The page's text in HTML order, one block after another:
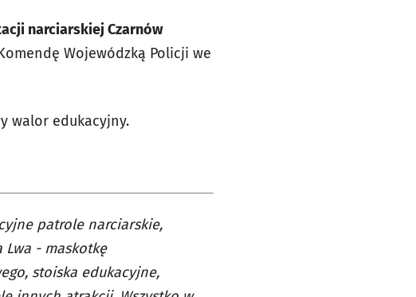
narciarskiej Czarnów
Wojewódzką Policji we
walor edukacyjny.
patrole narciarskie,
Lwa - maskotkę
stoiska edukacyjne,